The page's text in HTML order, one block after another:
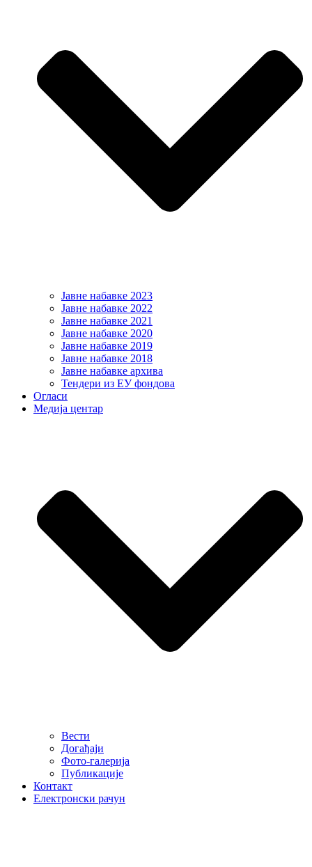
Јавне набавке 2023
Јавне набавке 2022
Јавне набавке 2021
Јавне набавке 2020
Јавне набавке 2019
Јавне набавке 2018
Јавне набавке архива
Тендери из ЕУ фондова
Огласи
Медија центар
Вести
Догађаји
Фото-галерија
Публикације
Контакт
Електронски рачун